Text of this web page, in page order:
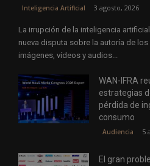
Inteligencia Artificial 3 agosto, 2026
La irrupción de la inteligencia
nueva disputa sobre la autoría de
imágenes, vídeos y audios...
WAN-IFRA
estrategias
pérdida de
consumo
Audiencia 5
El gran